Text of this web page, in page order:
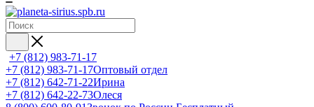
+7 (812) 983-71-17
+7 (812) 983-71-17Оптовый отдел
+7 (812) 642-71-22Ирина
+7 (812) 642-22-73Олеся